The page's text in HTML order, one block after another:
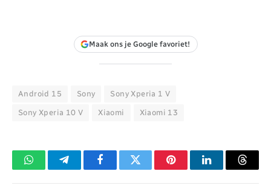
Maak ons je Google favoriet!
Android 15 Sony Sony Xperia 1 V
Sony Xperia 10 V Xiaomi Xiaomi 13
WhatsAppTelegramFacebookTwitter PinterestLinkedIn